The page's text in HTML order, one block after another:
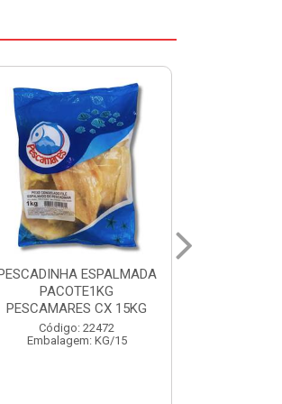
FILE DE PANGA PREMIUM
PACOTE 1KG CAIXA 10KG
Código: 20021
Embalagem: KG/10